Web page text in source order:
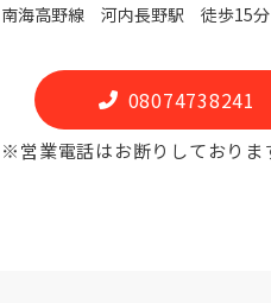
南海高野線 河内長野駅 徒歩15分
08074738241
※営業電話はお断りしておりま